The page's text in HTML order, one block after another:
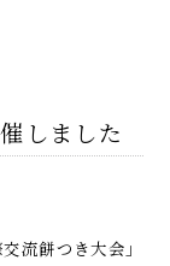
しました
流餅つき大会」